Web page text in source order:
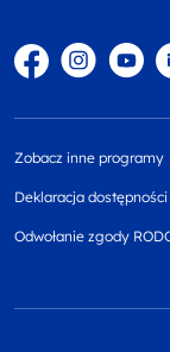
Facebook
Zobacz inne programy
Deklaracja dostępności
Odwołanie zgody